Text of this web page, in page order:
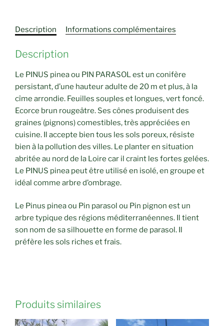
Description Informations complémentaires
Description
Le PINUS pinea ou PIN PARASOL est un conifère
persistant, d’une hauteur adulte de 20 m et plus, à la
cîme arrondie. Feuilles souples et longues, vert foncé.
Ecorce brun rougeâtre. Ses cônes produisent des
graines (pignons) comestibles, très appréciées en
cuisine. Il accepte bien tous les sols poreux, résiste
bien à la pollution des villes. Le planter en situation
abritée au nord de la Loire car il craint les fortes gelées.
Le PINUS pinea peut être utilisé en isolé, en groupe et
idéal comme arbre d’ombrage.
Le Pinus pinea ou Pin parasol ou Pin pignon est un
arbre typique des régions méditerranéennes. Il tient
son nom de sa silhouette en forme de parasol. Il
préfère les sols riches et frais.
Produits similaires